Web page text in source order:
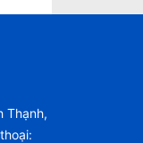
Thạnh,